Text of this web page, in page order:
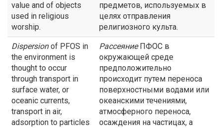
value and of objects
used in religious
worship.
предметов, используемых в
целях отправления
религиозного культа.
Dispersionof PFOS in
the environment is
thought to occur
through transport in
surface water, or
oceanic currents,
transport in air,
adsorption to particles
РассеяниеПФОС в
окружающей среде
предположительно
происходит путем переноса
поверхностными водами или
океанскими течениями,
атмосферного переноса,
осаждения на частицах, а